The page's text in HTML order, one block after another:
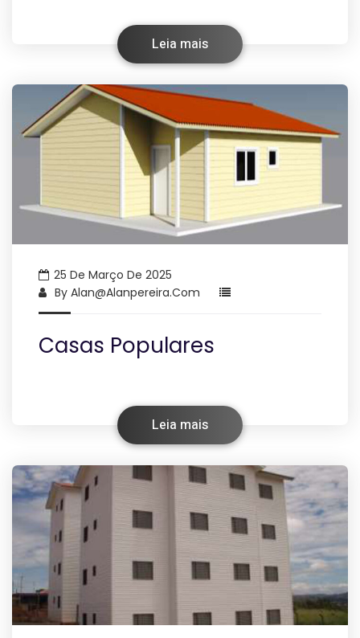
Leia mais
25 De Março De 2025
By Alan@alanpereira.com
Casas Populares
Leia mais